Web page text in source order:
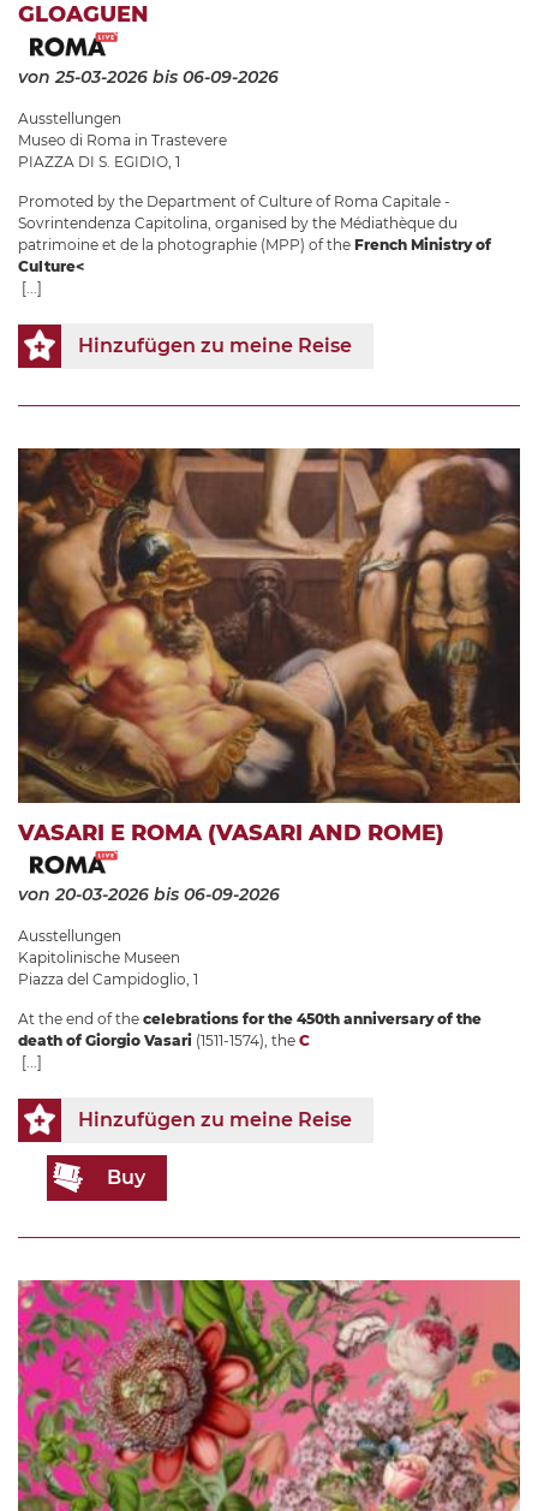
GLOAGUEN
von 25-03-2026 bis 06-09-2026
Ausstellungen
Museo di Roma in Trastevere
PIAZZA DI S. EGIDIO, 1
Promoted by the Department of Culture of Roma Capitale -
Sovrintendenza Capitolina, organised by the Médiathèque du
patrimoine et de la photographie (MPP) of the French Ministry of
Culture<
[...]
Hinzufügen zu meine Reise
VASARI E ROMA (VASARI AND ROME)
von 20-03-2026 bis 06-09-2026
Ausstellungen
Kapitolinische Museen
Piazza del Campidoglio, 1
At the end of the celebrations for the 450th anniversary of the
death of Giorgio Vasari (1511-1574), the C
[...]
Hinzufügen zu meine Reise
Buy